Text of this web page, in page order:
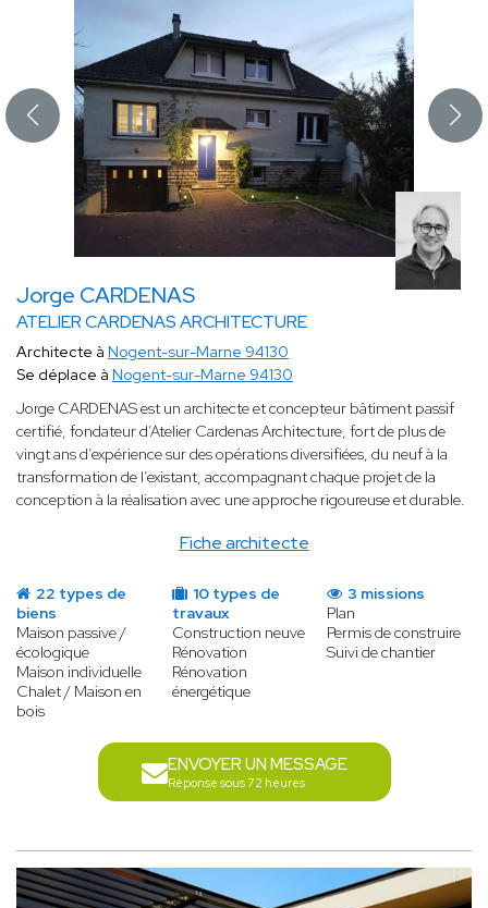
Jorge CARDENAS
ATELIER CARDENAS ARCHITECTURE
Fiche architecte
Architecte à Nogent-sur-Marne 94130
Se déplace à Nogent-sur-Marne 94130
Jorge CARDENAS est un architecte et concepteur bâtiment passif
certifié, fondateur d’Atelier Cardenas Architecture, fort de plus de
vingt ans d’expérience sur des opérations diversifiées, du neuf à la
transformation de l’existant, accompagnant chaque projet de la
conception à la réalisation avec une approche rigoureuse et durable.
22 types de
biens
Maison passive /
écologique
Maison individuelle
Chalet / Maison en
bois
10 types de
travaux
Construction neuve
Rénovation
Rénovation
énergétique
3 missions
Plan
Permis de construire
Suivi de chantier
ENVOYER UN MESSAGE
Réponse sous 72 heures